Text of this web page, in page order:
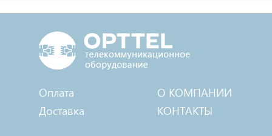
Оплата
Доставка
О КОМПАНИИ
КОНТАКТЫ